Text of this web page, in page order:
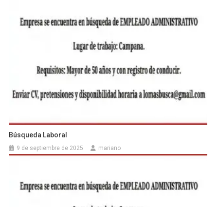
Búsqueda Laboral
9 de septiembre de 2025 mariano